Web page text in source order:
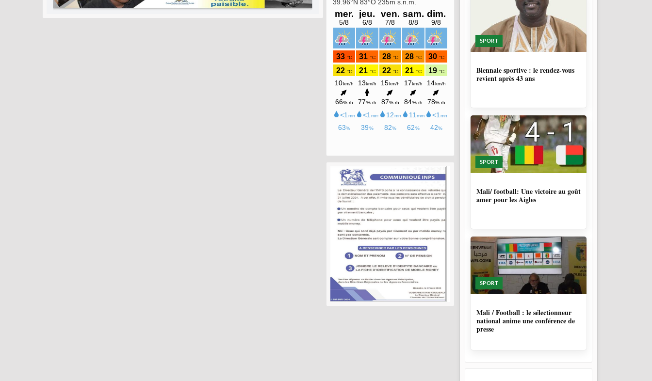
SPORT
Biennale sportive : le rendez-vous
revient après 43 ans
SPORT
Mali/ football: Une victoire au goût
amer pour les Aigles
SPORT
Mali / Football : le sélectionneur
national anime une conférence de
presse